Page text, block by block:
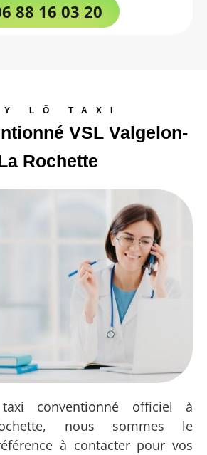
88 16 03 20
LÔ TAXI
VSL Valgelon-
Rochette
conventionné officiel à
nous sommes le
à contacter pour vos